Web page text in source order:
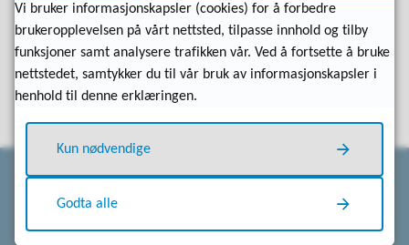
Ja Nei
Kontakt oss
Vi bruker informasjonskapsler (cookies) for å forbedre
brukeropplevelsen på vårt nettsted, tilpasse innhold og tilby
funksjoner samt analysere trafikken vår. Ved å fortsette å bruke
nettstedet, samtykker du til vår bruk av informasjonskapsler i
henhold til denne erklæringen.
Kun nødvendige
Godta alle